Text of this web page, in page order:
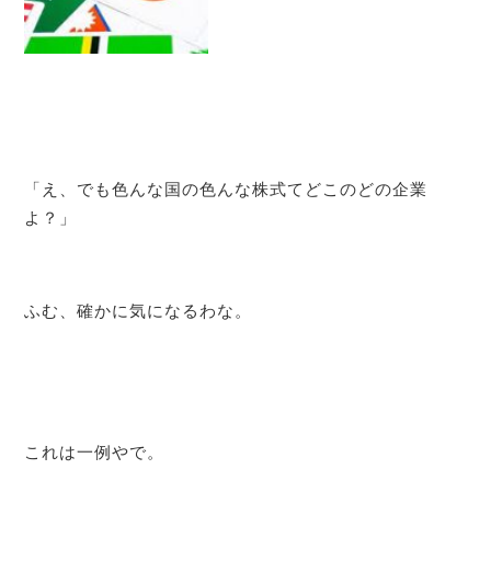
「え、でも色んな国の色んな株式てどこのどの企業
よ？」
ふむ、確かに気になるわな。
これは一例やで。